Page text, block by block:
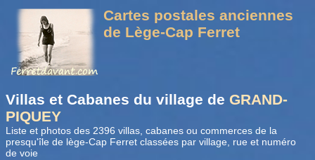
Cartes postales anciennes
de Lège-Cap Ferret
Villas et Cabanes du village de GRAND-
PIQUEY
Liste et photos des 2396 villas, cabanes ou commerces de la
presqu'île de lège-Cap Ferret classées par village, rue et numéro
de voie